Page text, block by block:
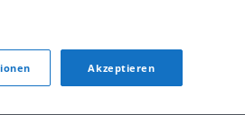
Akzeptieren